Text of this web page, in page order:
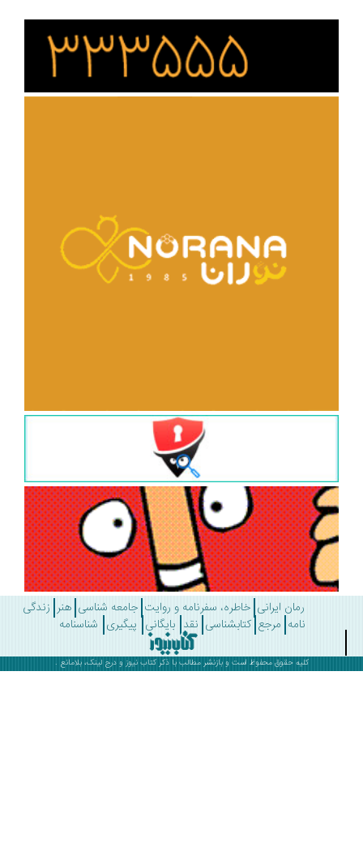
رمان ایرانی خاطره، سفرنامه و روایت جامعه شناسی هنر زندگی
مرجع کتابشناسی نقد بایگانی پیگیری شناسنامه
کلیه حقوق محفوظ است و بازنشر مطالب با ذکرکتاب نیوز و درج لینک، بلامانع .